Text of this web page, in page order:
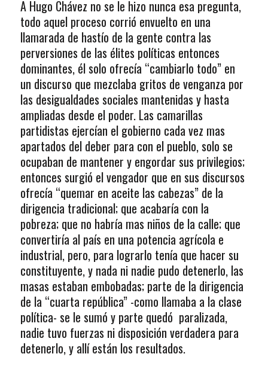
A Hugo Chávez no se le hizo nunca esa pregunta,
todo aquel proceso corrió envuelto en una
llamarada de hastío de la gente contra las
perversiones de las élites políticas entonces
dominantes, él solo ofrecía “cambiarlo todo” en
un discurso que mezclaba gritos de venganza por
las desigualdades sociales mantenidas y hasta
ampliadas desde el poder. Las camarillas
partidistas ejercían el gobierno cada vez mas
apartados del deber para con el pueblo, solo se
ocupaban de mantener y engordar sus privilegios;
entonces surgió el vengador que en sus discursos
ofrecía “quemar en aceite las cabezas” de la
dirigencia tradicional; que acabaría con la
pobreza; que no habría mas niños de la calle; que
convertiría al país en una potencia agrícola e
industrial, pero, para lograrlo tenía que hacer su
constituyente, y nada ni nadie pudo detenerlo, las
masas estaban embobadas; parte de la dirigencia
de la “cuarta república” -como llamaba a la clase
política- se le sumó y parte quedó paralizada,
nadie tuvo fuerzas ni disposición verdadera para
detenerlo, y allí están los resultados.